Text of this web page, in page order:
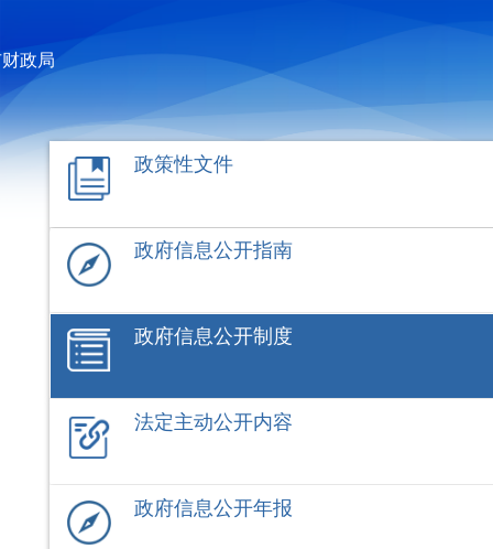
政局
政策性文件
政府信息公开指南
政府信息公开制度
法定主动公开内容
政府信息公开年报